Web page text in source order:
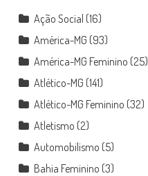
Ação Social (16)
América-MG (93)
América-MG Feminino (25)
Atlético-MG (141)
Atlético-MG Feminino (32)
Atletismo (2)
Automobilismo (5)
Bahia Feminino (3)